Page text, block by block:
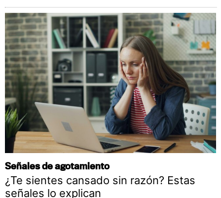
Señales de agotamiento
¿Te sientes cansado sin razón? Estas
señales lo explican